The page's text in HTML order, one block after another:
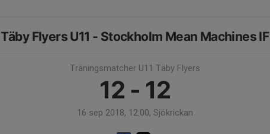
Täby Flyers U11 - Stockholm Mean Machines IF
Träningsmatcher U11 Täby Flyers
12 - 12
16 sep 2018, 12:00, Sjökrickan